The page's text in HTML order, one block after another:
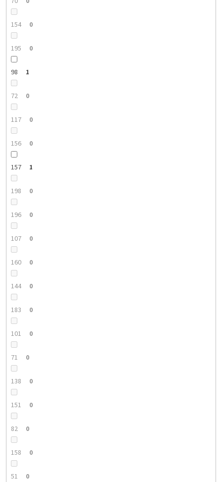
154 0
195 0
98 1
72 0
117 0
156 0
157 1
198 0
196 0
107 0
160 0
144 0
183 0
101 0
71 0
138 0
151 0
82 0
158 0
51 0